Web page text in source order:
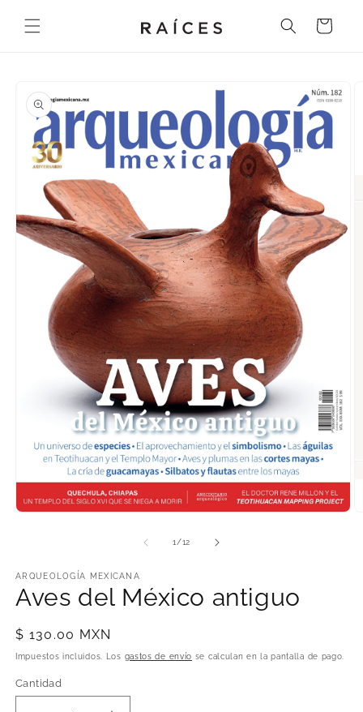
directamente
al contenido
Carrito
a la
información
del producto
una
ventana
modal
1/de
12
ARQUEOLOGÍA MEXICANA
Aves del México antiguo
Precio
habitual
$ 130.00 MXN
Impuestos incluidos. Los gastos de envío se calculan en la pantalla de pago.
Cantidad
Cantidad